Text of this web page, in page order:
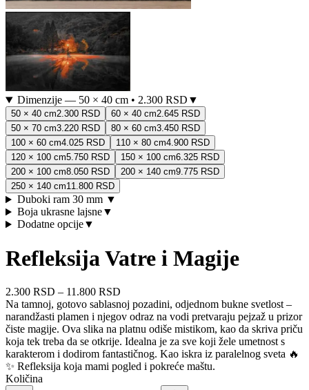
Dimenzije — 50 × 40 cm• 2.300 RSD ▼
50 × 40 cm2.300 RSD 60 × 40 cm2.645 RSD
50 × 70 cm3.220 RSD 80 × 60 cm3.450 RSD
100 × 60 cm4.025 RSD 110 × 80 cm4.900 RSD
120 × 100 cm5.750 RSD 150 × 100 cm6.325 RSD
200 × 100 cm8.050 RSD 200 × 140 cm9.775 RSD
250 × 140 cm11.800 RSD
Duboki ram 30 mm ▼
Boja ukrasne lajsne▼
Dodatne opcije▼
Refleksija Vatre i Magije
2.300 RSD – 11.800 RSD
Na tamnoj, gotovo sablasnoj pozadini, odjednom bukne svetlost –
narandžasti plamen i njegov odraz na vodi pretvaraju pejzaž u prizor
čiste magije. Ova slika na platnu odiše mistikom, kao da skriva priču
koja tek treba da se otkrije. Idealna je za sve koji žele umetnost s
karakterom i dodirom fantastičnog. Kao iskra iz paralelnog sveta 🔥
✨ Refleksija koja mami pogled i pokreće maštu.
Količina